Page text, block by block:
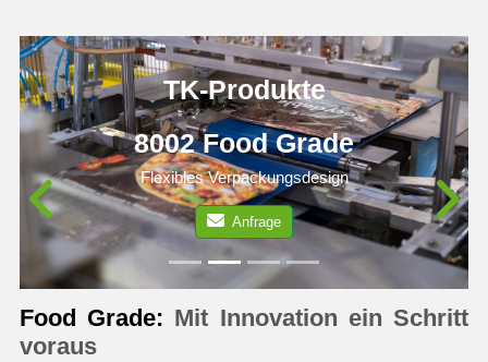
TK-Produkte
8002 Food Grade
Flexibles Verpackungsdesign
Anfrage
Previous
Food Grade: Mit Innovation ein Schritt
voraus